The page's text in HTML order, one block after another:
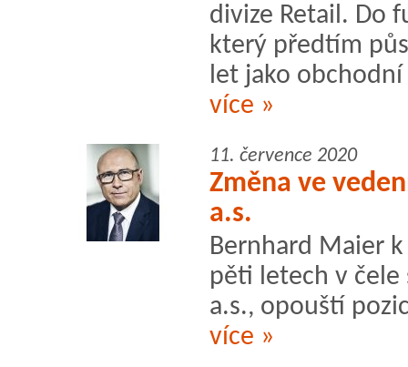
divize Retail. Do
který předtím
let jako
více »
11. července 2020
Změna ve
a.s.
Bernhard Maier
pěti letech v čele
a.s., opouští
více »